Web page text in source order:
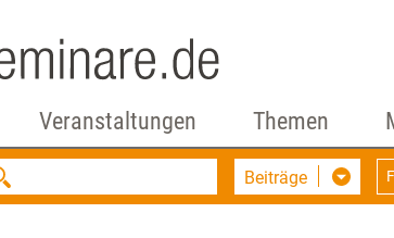
Veranstaltungen Themen
Beiträge